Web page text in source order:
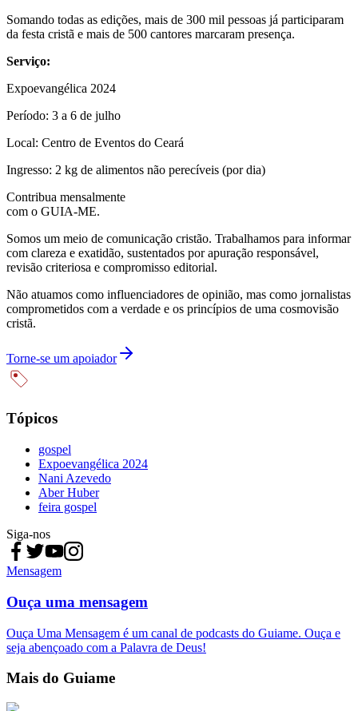
Somando todas as edições, mais de 300 mil pessoas já participaram
da festa cristã e mais de 500 cantores marcaram presença.
Serviço:
Expoevangélica 2024
Período: 3 a 6 de julho
Local: Centro de Eventos do Ceará
Ingresso: 2 kg de alimentos não perecíveis (por dia)
Contribua mensalmente
com o GUIA-ME.
Somos um meio de comunicação cristão. Trabalhamos para informar
com clareza e exatidão, sustentados por apuração responsável,
revisão criteriosa e compromisso editorial.
Não atuamos como influenciadores de opinião, mas como jornalistas
comprometidos com a verdade e os princípios de uma cosmovisão
cristã.
Torne-se um apoiador
Tópicos
gospel
Expoevangélica 2024
Nani Azevedo
Aber Huber
feira gospel
Siga-nos
Mensagem
Ouça uma mensagem
Ouça Uma Mensagem é um canal de podcasts do Guiame. Ouça e
seja abençoado com a Palavra de Deus!
Mais do Guiame